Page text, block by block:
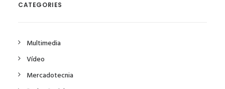
CATEGORIES
Multimedia
Vídeo
Mercadotecnia